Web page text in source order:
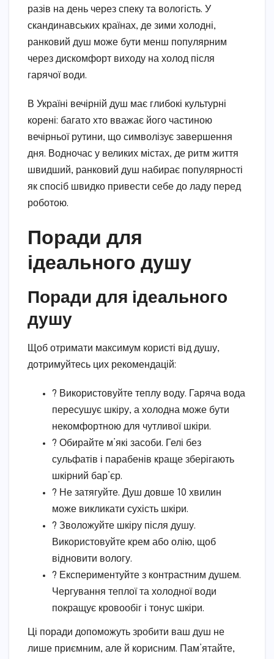
разів на день через спеку та вологість. У
скандинавських країнах, де зими холодні,
ранковий душ може бути менш популярним
через дискомфорт виходу на холод після
гарячої води.
В Україні вечірній душ має глибокі культурні
корені: багато хто вважає його частиною
вечірньої рутини, що символізує завершення
дня. Водночас у великих містах, де ритм життя
швидший, ранковий душ набирає популярності
як спосіб швидко привести себе до ладу перед
роботою.
Поради для
ідеального душу
Поради для ідеального
душу
Щоб отримати максимум користі від душу,
дотримуйтесь цих рекомендацій:
? Використовуйте теплу воду. Гаряча вода
пересушує шкіру, а холодна може бути
некомфортною для чутливої шкіри.
? Обирайте м’які засоби. Гелі без
сульфатів і парабенів краще зберігають
шкірний бар’єр.
? Не затягуйте. Душ довше 10 хвилин
може викликати сухість шкіри.
? Зволожуйте шкіру після душу.
Використовуйте крем або олію, щоб
відновити вологу.
? Експериментуйте з контрастним душем.
Чергування теплої та холодної води
покращує кровообіг і тонус шкіри.
Ці поради допоможуть зробити ваш душ не
лише приємним, але й корисним. Пам’ятайте,